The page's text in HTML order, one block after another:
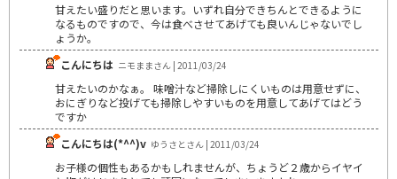
甘えたい盛りだと思います。いずれ自分できちんとできるように
なるものですので、今は食べさせてあげても良いんじゃないでし
ょうか。
こんにちは ニモままさん | 2011/03/24
甘えたいのかなぁ。 味噌汁など掃除しにくいものは用意せずに、
おにぎりなど投げても掃除しやすいものを用意してあげてはどう
ですか
こんにちは(*^^)v ゆうさとさん | 2011/03/24
お子様の個性もあるかもしれませんが、ちょうど２歳からイヤイ